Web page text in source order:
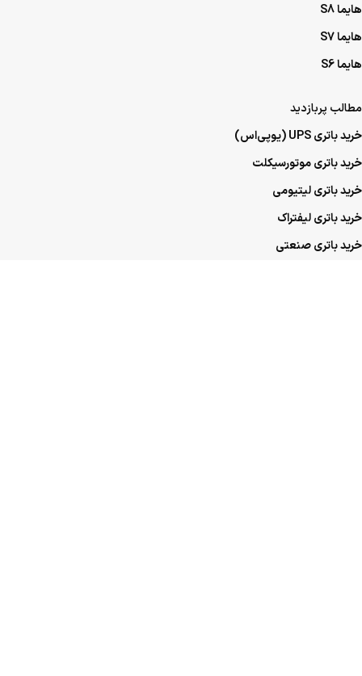
هایما S8
هایما S7
هایما S6
مطالب پربازدید
خرید باتری UPS (یو‌پی‌اس)
خرید باتری موتورسیکلت
خرید باتری لیتیومی
خرید باتری لیفتراک
خرید باتری صنعتی